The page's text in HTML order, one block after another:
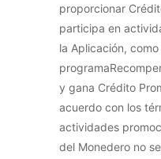
proporcionar
participa en
la Aplicación,
y gana Crédito
acuerdo con los
actividades
del Monedero no